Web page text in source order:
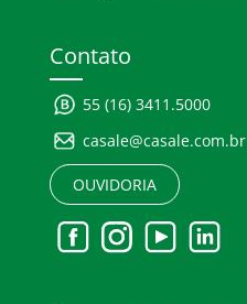
Contato
55 (16) 3411.5000
casale@casale.com.br
OUVIDORIA